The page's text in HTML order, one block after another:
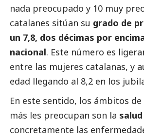
nada preocupado y 10 muy
catalanes sitúan su grado de
un 7,8, dos décimas por
nacional. Este número es
entre las mujeres catalanas, y
edad llegando al 8,2 en los
En este sentido, los ámbitos de
más les preocupan son la
concretamente las